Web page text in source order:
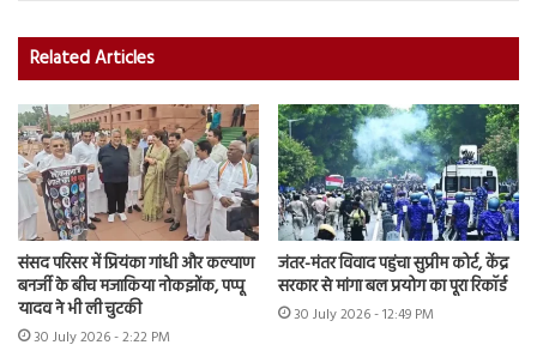
Related Articles
संसद परिसर में प्रियंका गांधी और कल्याण
बनर्जी के बीच मजाकिया नोकझोंक, पप्पू
यादव ने भी ली चुटकी
30 July 2026 - 2:22 PM
जंतर-मंतर विवाद पहुंचा सुप्रीम कोर्ट, केंद्र
सरकार से मांगा बल प्रयोग का पूरा रिकॉर्ड
30 July 2026 - 12:49 PM